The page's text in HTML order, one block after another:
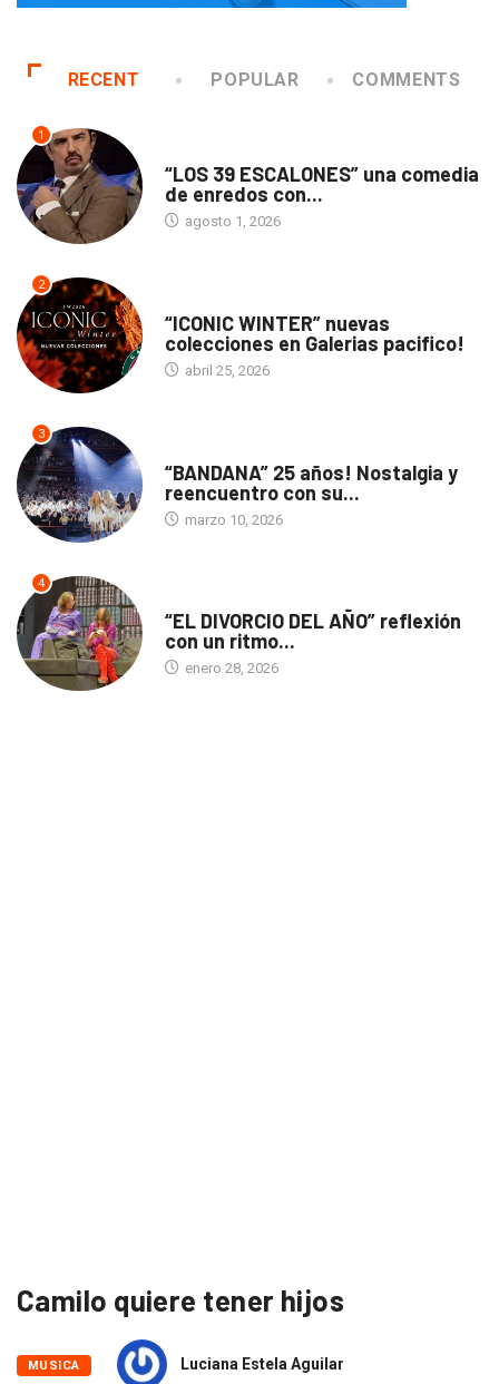
RECENT POPULAR COMMENTS
1
“LOS 39 ESCALONES” una comedia
de enredos con...
agosto 1, 2026
2
“ICONIC WINTER” nuevas
colecciones en Galerias pacifico!
abril 25, 2026
3
“BANDANA” 25 años! Nostalgia y
reencuentro con su...
marzo 10, 2026
4
“EL DIVORCIO DEL AÑO” reflexión
con un ritmo...
enero 28, 2026
Camilo quiere tener hijos
MUSICA Luciana Estela Aguilar